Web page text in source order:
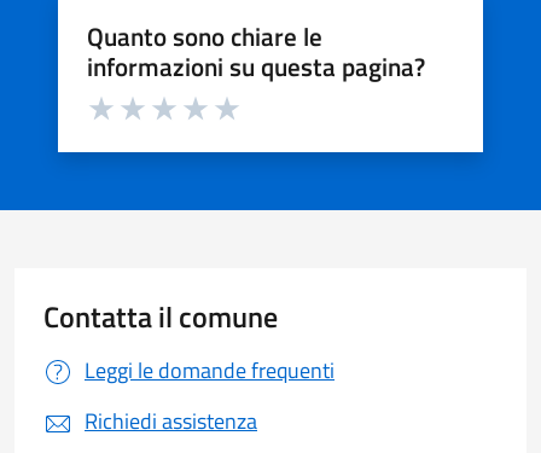
Quanto sono chiare le
informazioni su questa pagina?
Valuta da 1 a 5 stelle la pagina
Contatta il comune
Leggi le domande frequenti
Richiedi assistenza